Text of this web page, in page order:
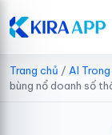
Trang chủ / AI
bùng nổ doanh số